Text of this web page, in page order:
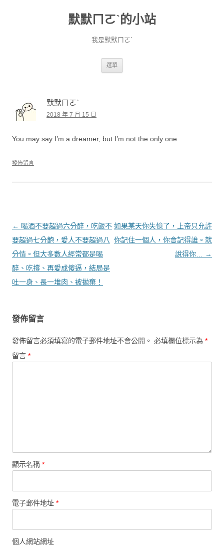
默默ㄇㄛˋ的小站
我是默默ㄇㄛˋ
選單
默默ㄇㄛˋ
2018 年 7 月 15 日
You may say I’m a dreamer, but I’m not the only one.
發佈留言
文章導覽
← 喝酒不要超過六分醉，吃飯不
要超過七分飽，愛人不要超過八
分情。但大多數人經常都是喝
醉、吃撐、再愛成傻逼，結局是
吐一身、長一堆肉、被拋棄！
如果某天你失憶了，上帝只允許
你記住一個人，你會記得誰。就
說得你…
→
發佈留言
發佈留言必須填寫的電子郵件地址不會公開。 必填欄位標示為 *
留言 *
顯示名稱 *
電子郵件地址 *
個人網站網址